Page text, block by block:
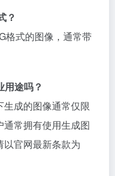
？
格式的图像，通常带
用途吗？
成的图像通常仅限
常拥有使用生成图
官网最新条款为